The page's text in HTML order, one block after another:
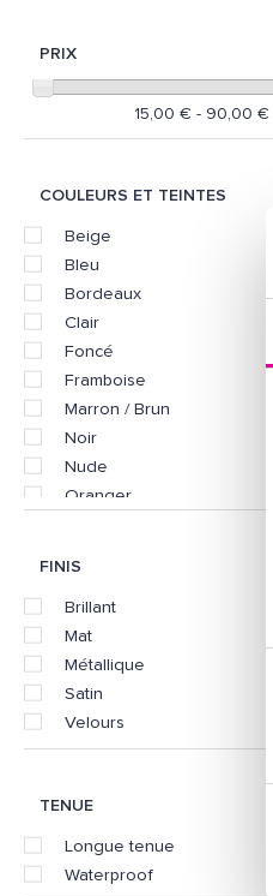
PRIX
15,00 € - 90,00 €
COULEURS ET TEINTES
Beige
Bleu
Bordeaux
Clair
Foncé
Framboise
Marron / Brun
Noir
Nude
Oranger
Violet
FINIS
Brillant
Mat
Métallique
Satin
Velours
TENUE
Longue tenue
Waterproof